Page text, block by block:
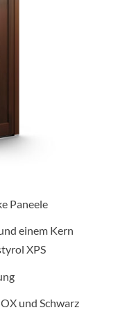
Paneele
einem Kern
XPS
und Schwarz